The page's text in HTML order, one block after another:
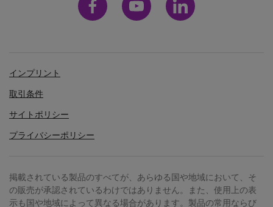
確
か
つ
的
に
管
理
岐
に
インプリント
取引条件
サイトポリシー
プライバシーポリシー
掲載されている製品のすべてが、あらゆる国や地域において、そ
の販売が承認されているわけではありません。また、使用上の表
示も国や地域によって異なる場合があります。製品の常用ならび